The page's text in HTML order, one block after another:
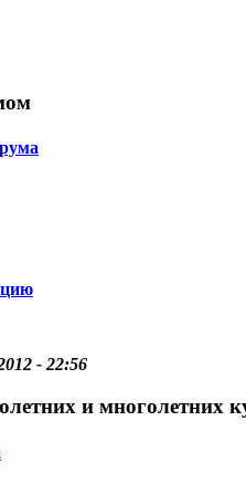
- 22:56
и многолетних